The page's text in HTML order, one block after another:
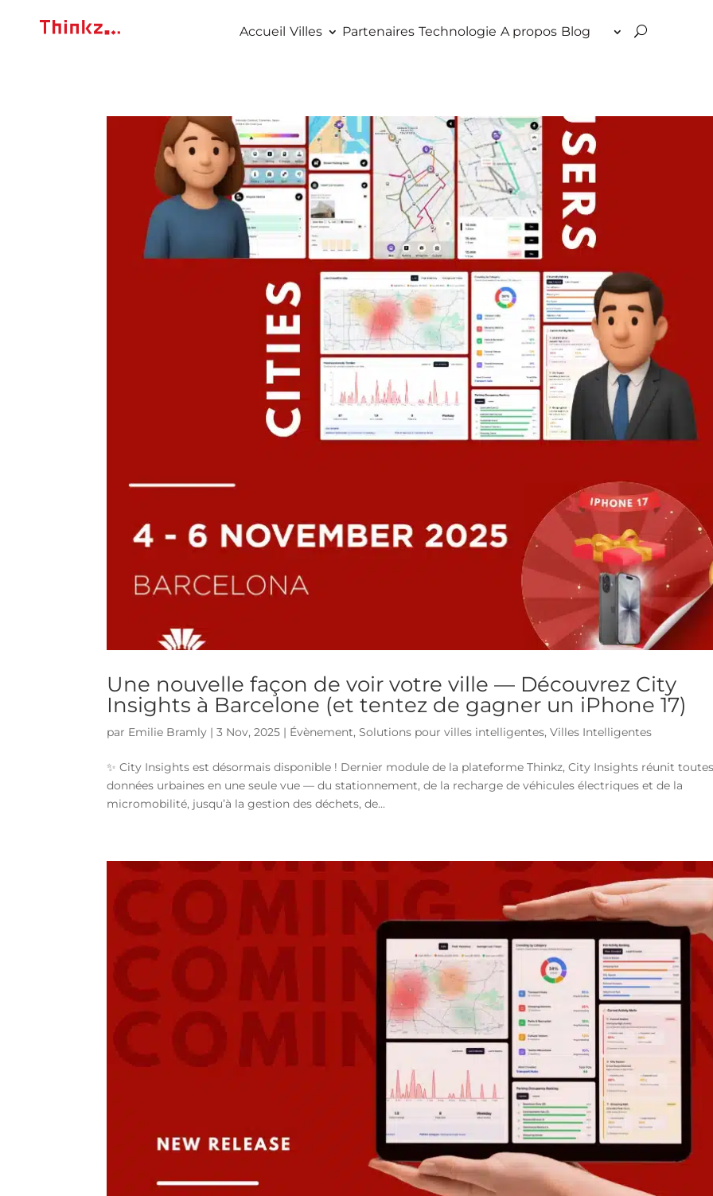
Accueil Villes Partenaires Technologie A propos Blog
Une nouvelle façon de voir votre ville — Découvrez City
Insights à Barcelone (et tentez de gagner un iPhone 17)
par Emilie Bramly |3 Nov, 2025 | Évènement,Solutions pour villes intelligentes,Villes Intelligentes
✨ City Insights est désormais disponible ! Dernier module de la plateforme Thinkz, City Insights réunit
données urbaines en une seule vue — du stationnement, de la recharge de véhicules électriques et de la
micromobilité, jusqu’à la gestion des déchets, de...